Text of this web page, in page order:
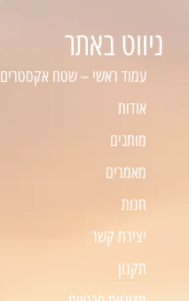
ניווט באתר
עמוד ראשי – שטח אקסטרים
אודות
מותגים
מאמרים
חנות
יצירת קשר
תקנון